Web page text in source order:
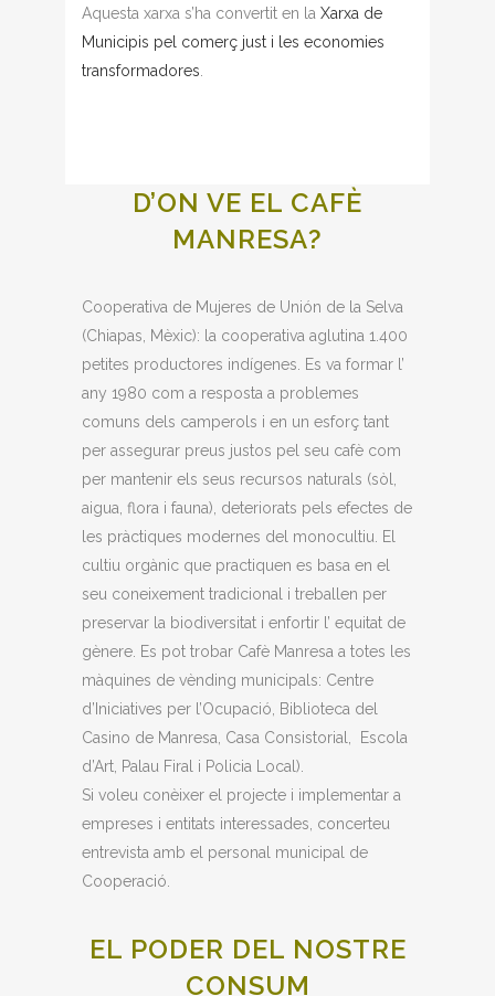
Aquesta xarxa s’ha convertit en la Xarxa de
Municipis pel comerç just i les economies
transformadores
D’ON VE EL CAFÈ
MANRESA?
Cooperativa de Mujeres de Unión de la Selva
(Chiapas, Mèxic): la cooperativa aglutina 1.400
petites productores indígenes. Es va formar l’
any 1980 com a resposta a problemes
comuns dels camperols i en un esforç tant
per assegurar preus justos pel seu cafè com
per mantenir els seus recursos naturals (sòl,
aigua, flora i fauna), deteriorats pels efectes de
les pràctiques modernes del monocultiu. El
cultiu orgànic que practiquen es basa en el
seu coneixement tradicional i treballen per
preservar la biodiversitat i enfortir l’ equitat de
gènere. Es pot trobar Cafè Manresa a totes les
màquines de vènding municipals: Centre
d’Iniciatives per l’Ocupació, Biblioteca del
Casino de Manresa, Casa Consistorial, Escola
d’Art, Palau Firal i Policia Local).
Si voleu conèixer el projecte i implementar a
empreses i entitats interessades, concerteu
entrevista amb el personal municipal de
Cooperació.
EL PODER DEL NOSTRE
CONSUM